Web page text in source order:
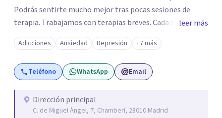
Podrás sentirte mucho mejor tras pocas sesiones de
terapia. Trabajamos con terapias breves. Cada sesión de
terapia te resultará de utilidad y te ayudará a conseguir
tus objetivos. Entre nuestras especialidades destaca la
terapia de pareja y sexual, así como el tratamiento de
problemas emocionales, obsesiones, ansiedad , estrés,
además con un servicio de hipnosis regresiva para el
trabajo de "Terapia del Alma".
leer más
Adicciones Ansiedad Depresión +7 más
Teléfono WhatsApp Email
Dirección principal
C. de Miguel Ángel, 7, Chamberí, 28010 Madrid